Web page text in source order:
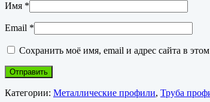
Имя *
Email *
Сохранить моё имя, email и адрес сайта в
Категории: Металлические профили, Труба